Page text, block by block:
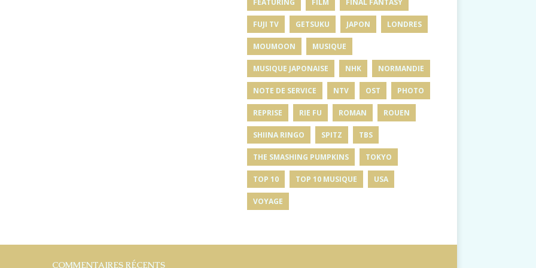
FEATURING FILM FINAL FANTASY
FUJI TV GETSUKU JAPON LONDRES
MOUMOON MUSIQUE
MUSIQUE JAPONAISE NHK NORMANDIE
NOTE DE SERVICE NTV OST PHOTO
REPRISE RIE FU ROMAN ROUEN
SHIINA RINGO SPITZ TBS
THE SMASHING PUMPKINS TOKYO
TOP 10 TOP 10 MUSIQUE USA
VOYAGE
COMMENTAIRES RÉCENTS